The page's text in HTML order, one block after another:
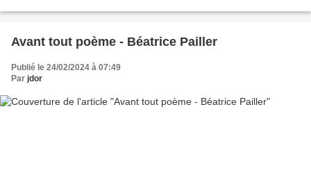
Avant tout poème - Béatrice Pailler
Publié le 24/02/2024 à 07:49
Par jdor